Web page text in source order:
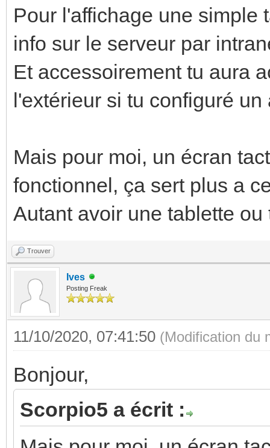
Pour l'affichage une simple
info sur le serveur par
Et accessoirement tu aura
l'extérieur si tu configuré un
Mais pour moi, un écran
fonctionnel, ça sert plus a
Autant avoir une tablette
Trouver
Ives
Posting Freak
11/10/2020, 07:41:50 (Modification du
Bonjour,
Scorpio5 a écrit :